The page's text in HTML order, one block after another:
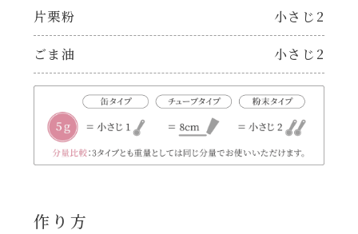
節分
ひなまつり
こどもの日
ハロウィン
ハコネーゼ ボンゴレ
ハコネーゼ アラビアータ
ハコネーゼ クリーミーボロネーゼ
片栗粉 小さじ2
ごま油 小さじ2
作り方